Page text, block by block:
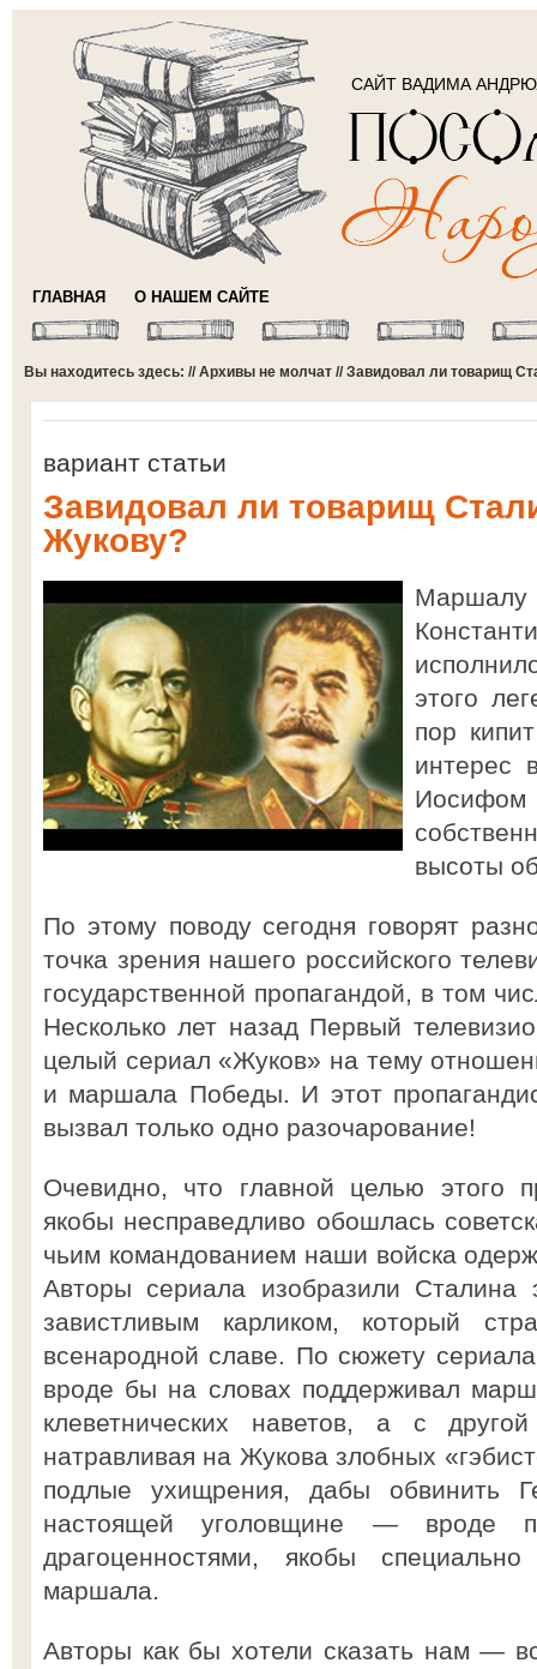
САЙТ ВАДИМА
ГЛАВНАЯ О НАШЕМ САЙТЕ
Вы находитесь здесь: //Архивы не молчат // Завидовал ли товарищ
вариант статьи
Завидовал ли товарищ
Жукову?
Маршалу
этого
пор
интерес
высоты
По этому поводу сегодня говорят
точка зрения нашего российского
государственной пропагандой, в том
Несколько лет назад Первый
целый сериал «Жуков» на тему
и маршала Победы. И этот
вызвал только одно разочарование!
Очевидно, что главной целью этого
якобы несправедливо обошлась
чьим командованием наши войска
Авторы сериала изобразили
завистливым карликом, который
всенародной славе. По сюжету
вроде бы на словах поддерживал
клеветнических наветов, а с
натравливая на Жукова злобных
подлые ухищрения, дабы обвинить
настоящей уголовщине — вроде
драгоценностями, якобы
маршала.
Авторы как бы хотели сказать нам —